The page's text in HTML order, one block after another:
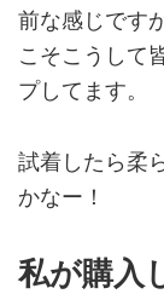
前な感じです
こそこうして
プしてます。
試着したら柔
かなー！
私が購入